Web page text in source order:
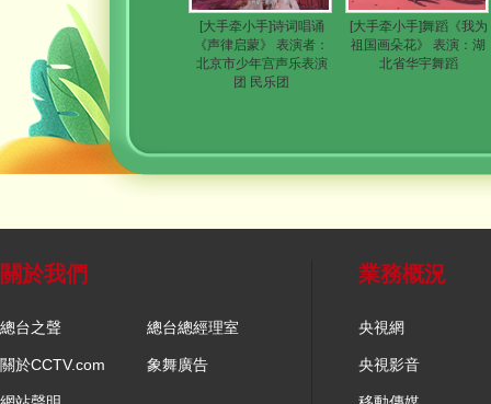
[大手牵小手]诗词唱诵
《声律启蒙》 表演者：
北京市少年宫声乐表演
团 民乐团
[大手牵小手]舞蹈《我为
祖国画朵花》 表演：湖
北省华宇舞蹈
關於我們
總台之聲 總台總經理室
關於CCTV.com 象舞廣告
業務概況
央視網
央視影音